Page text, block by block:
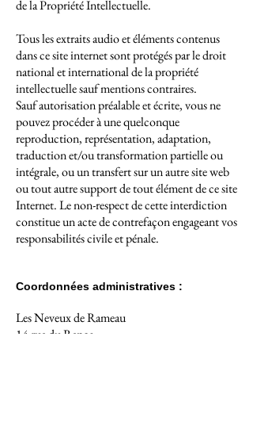
de la Propriété Intellectuelle.
Tous les extraits audio et éléments contenus
dans ce site internet sont protégés par le droit
national et international de la propriété
intellectuelle sauf mentions contraires.
Sauf autorisation préalable et écrite, vous ne
pouvez procéder à une quelconque
reproduction, représentation, adaptation,
traduction et/ou transformation partielle ou
intégrale, ou un transfert sur un autre site web
ou tout autre support de tout élément de ce site
Internet. Le non-respect de cette interdiction
constitue un acte de contrefaçon engageant vos
responsabilités civile et pénale.
Coordonnées administratives :
Les Neveux de Rameau
14 rue du Repos